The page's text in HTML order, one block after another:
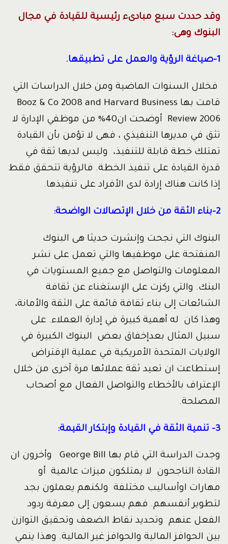
وقد حددت سبع مبادىء رئيسية للقيادة في مجال
البنوك وهى:
1-صياغة الرؤية والعمل على تطبيقها.
فخلال السنوات الماضية ومن خلال الدراسات التي
قامت بها Booz & Co 2008 and Harvard Business
Review 2006 أوضحت ان40% من موظفي الإدارة لا
تثق في مديرها التنفيذي ، فهى لا تؤمن بأن القيادة
تمتلك خطة قابلة للتنفيذ، وليس لديها ثقة في
قدرة القيادة على تنفيذ الخطة. فالرؤية تتحقق فقط
إذا كانت هناك إرادة لدى الأفراد على تنفيذها.
2-بناء الثقة من خلال الإتصالات الواضحة:
البنوك التي نجحت وإنشرت حديثا هى البنوك
المنفتحة على موظفيها والتي تعمل على نشر
المعلومات والتواصل مع جميع المستويات في
البنك. والتي ركزت على الإستغناء عن ثقافة
الشائعات إلى بناء ثقافة قائمة على الثقة والأمانة،
وهذا كان له أهمية كبيرة في إدارة العملاء. على
سبيل المثال بعدإخفاق بعض البنوك الكبيرة في
الولايات المتحدة الأمريكية في عملية الإقتراض
إستطاعت ان تعيد ثقة عملائها مرة آخرى من خلال
الإعتراف بالأخطاء والتواصل الفعال مع أصحاب
المصلحة.
3- تنمية الثقة في القيادة وإبتكار القيمة:
وجدت الدراسة التي قام بها George Bill وأخرون ان
القادة الناجحون لا يمتلكون ميزات عالمية أو
مهارات اوأساليب مختلفة ولكنهم يعملون بجد
لتطوير أنفسهم. فهم يسعون إلى معرفة ردود
الفعل عنهم وتحديد نقاط الضعف وتحقيق التوازن
بين الحوافز المالية والحوافز غير المالية. وهذا ينمي